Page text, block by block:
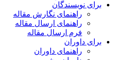
نویسندگان
راهنمای نگارش مقاله
راهنمای ارسال مقاله
فرم ارسال مقاله
داوران
راهنمای داوران